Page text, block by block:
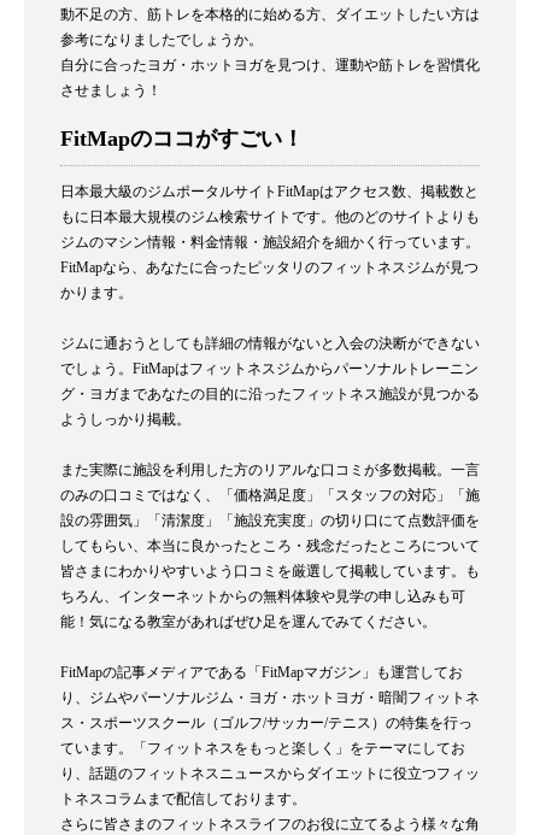
動不足の方、筋トレを本格的に始める方、ダイエットしたい方は
参考になりましたでしょうか。
自分に合ったヨガ・ホットヨガを見つけ、運動や筋トレを習慣化
させましょう！
FitMapのココがすごい！
日本最大級のジムポータルサイトFitMapはアクセス数、掲載数と
もに日本最大規模のジム検索サイトです。他のどのサイトよりも
ジムのマシン情報・料金情報・施設紹介を細かく行っています。
FitMapなら、あなたに合ったピッタリのフィットネスジムが見つ
かります。
ジムに通おうとしても詳細の情報がないと入会の決断ができない
でしょう。FitMapはフィットネスジムからパーソナルトレーニン
グ・ヨガまであなたの目的に沿ったフィットネス施設が見つかる
ようしっかり掲載。
また実際に施設を利用した方のリアルな口コミが多数掲載。一言
のみの口コミではなく、「価格満足度」「スタッフの対応」「施
設の雰囲気」「清潔度」「施設充実度」の切り口にて点数評価を
してもらい、本当に良かったところ・残念だったところについて
皆さまにわかりやすいよう口コミを厳選して掲載しています。も
ちろん、インターネットからの無料体験や見学の申し込みも可
能！気になる教室があればぜひ足を運んでみてください。
FitMapの記事メディアである「FitMapマガジン」も運営してお
り、ジムやパーソナルジム・ヨガ・ホットヨガ・暗闇フィットネ
ス・スポーツスクール（ゴルフ/サッカー/テニス）の特集を行っ
ています。「フィットネスをもっと楽しく」をテーマにしてお
り、話題のフィットネスニュースからダイエットに役立つフィッ
トネスコラムまで配信しております。
さらに皆さまのフィットネスライフのお役に立てるよう様々な角